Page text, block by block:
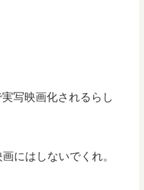
写映画化されるらし
にはしないでくれ。